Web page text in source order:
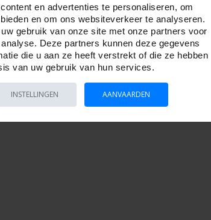
en advertenties te personaliseren, om
en om ons websiteverkeer te analyseren.
gebruik van onze site met onze partners voor
Deze partners kunnen deze gegevens
die u aan ze heeft verstrekt of die ze hebben
van uw gebruik van hun services.
INSTELLINGEN AANVAARDEN